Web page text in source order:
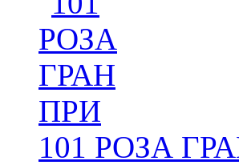
101 РОЗА